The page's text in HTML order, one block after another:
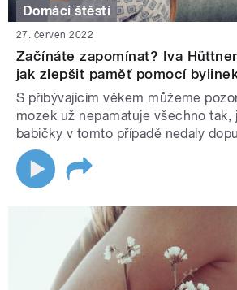
Domácí štěstí
27. červen 2022
Začínáte zapomínat? Iva
jak zlepšit paměť pomocí
S přibývajícím věkem můžeme
mozek už nepamatuje všechno tak,
babičky v tomto případě nedaly